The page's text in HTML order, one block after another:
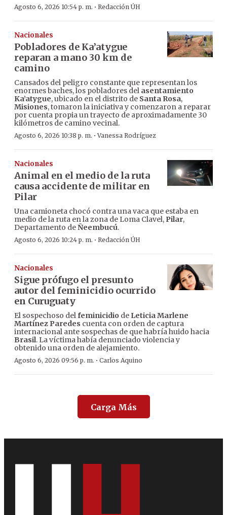
Agosto 6, 2026 10:54 p. m. · Redacción ÚH
Nacionales
Pobladores de Ka’atygue
reparan a mano 30 km de
camino
Cansados del peligro constante que representan los
enormes baches, los pobladores del asentamiento
Ka’atygue, ubicado en el distrito de Santa Rosa,
Misiones, tomaron la iniciativa y comenzaron a reparar
por cuenta propia un trayecto de aproximadamente 30
kilómetros de camino vecinal.
Agosto 6, 2026 10:38 p. m. ·Vanessa Rodríguez
Nacionales
Animal en el medio de la ruta
causa accidente de militar en
Pilar
Una camioneta chocó contra una vaca que estaba en
medio de la ruta en la zona de Loma Clavel, Pilar,
Departamento deÑeembucú.
Agosto 6, 2026 10:24 p. m. · Redacción ÚH
Nacionales
Sigue prófugo el presunto
autor del feminicidio ocurrido
en Curuguaty
El sospechoso delfeminicidio de Leticia Marlene
Martínez Paredes cuenta con orden de captura
internacional ante sospechas de que habría huido hacia
Brasil. La víctima había denunciado violencia y
obtenido una orden de alejamiento.
Agosto 6, 2026 09:56 p. m. · Carlos Aquino
Carga Más